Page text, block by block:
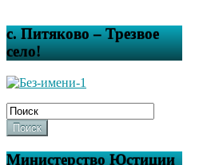
с. Питяково – Трезвое
село!
Поиск
Министерство Юстиции